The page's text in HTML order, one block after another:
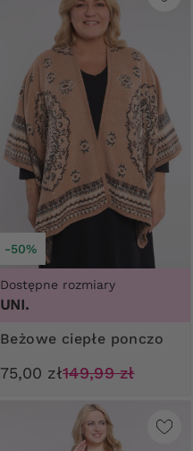
-50%
Dostępne rozmiary
UNI.
Beżowe ciepłe ponczo
75,00 zł149,99 zł